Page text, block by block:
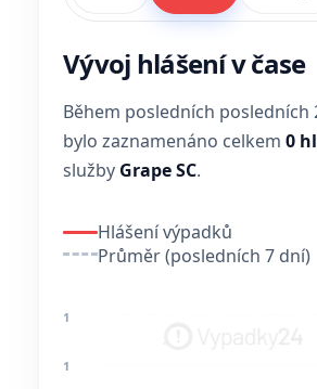
Vývoj hlášení v čase
Během posledních posledních
bylo zaznamenáno celkem 0
služby Grape SC.
Hlášení výpadků
Průměr (posledních 7 dní)
1
1